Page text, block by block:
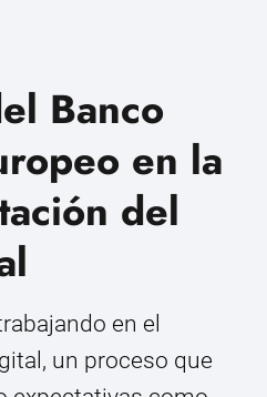
Banco
en la
del
en el
un proceso que